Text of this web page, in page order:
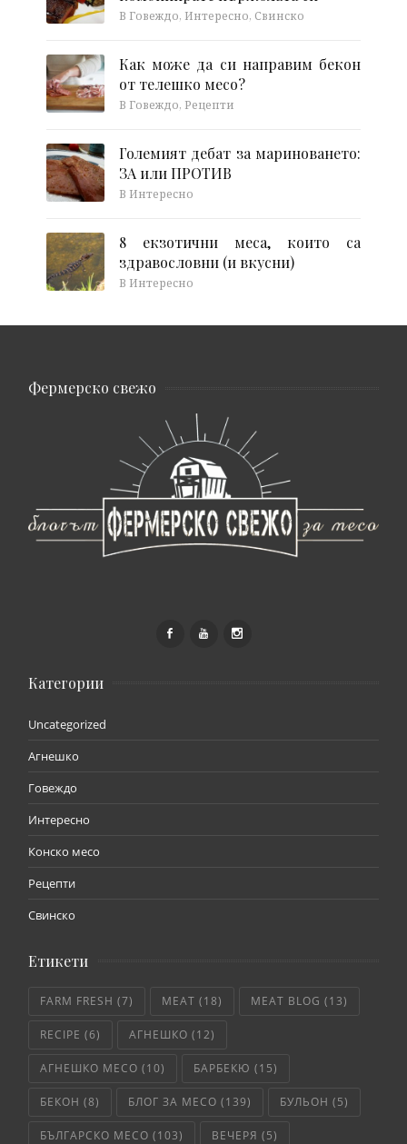
В Говеждо, Интересно, Свинско
Как може да си направим бекон
от телешко месо?
В Говеждо, Рецепти
Големият дебат за мариноването:
ЗА или ПРОТИВ
В Интересно
8 екзотични меса, които са
здравословни (и вкусни)
В Интересно
Фермерско свежо
Категории
Uncategorized
Агнешко
Говеждо
Интересно
Конско месо
Рецепти
Свинско
Етикети
FARM FRESH (7) MEAT (18) MEAT BLOG (13)
RECIPE (6) АГНЕШКО (12)
АГНЕШКО МЕСО (10) БАРБЕКЮ (15)
БЕКОН (8) БЛОГ ЗА МЕСО (139) БУЛЬОН (5)
БЪЛГАРСКО МЕСО (103) ВЕЧЕРЯ (5)